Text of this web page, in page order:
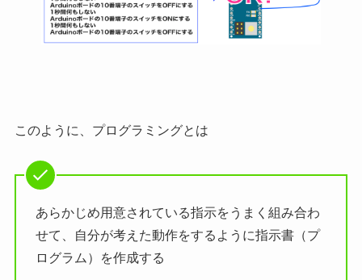
このように、プログラミングとは
あらかじめ用意されている指示をうまく組み合わ
せて、自分が考えた動作をするように指示書（プ
ログラム）を作成する